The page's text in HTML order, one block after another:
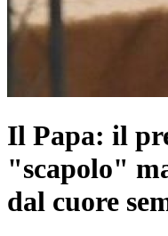
Il Papa: il
"scapolo"
dal cuore